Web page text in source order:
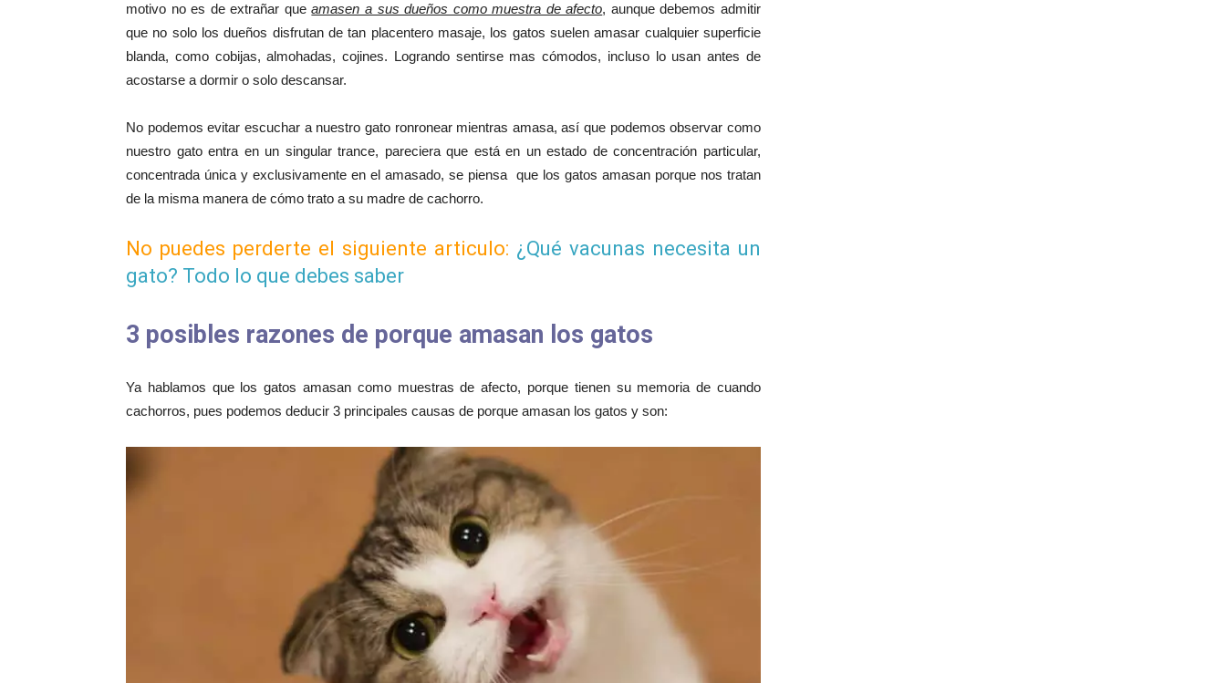
motivo no es de extrañar queamasen a sus dueños como muestra de afecto, aunque debemos admitir
que no solo los dueños disfrutan de tan placentero masaje, los gatos suelen amasar cualquier superficie
blanda, como cobijas, almohadas, cojines. Logrando sentirse mas cómodos, incluso lo usan antes de
acostarse a dormir o solo descansar.
No podemos evitar escuchar a nuestro gato ronronear mientras amasa, así que podemos observar como
nuestro gato entra en un singular trance, pareciera que está en un estado de concentración particular,
concentrada única y exclusivamente en el amasado, se piensa que los gatos amasan porque nos tratan
de la misma manera de cómo trato a su madre de cachorro.
No puedes perderte el siguiente articulo: ¿Qué vacunas necesita un
gato? Todo lo que debes saber
3 posibles razones de porque amasan los gatos
Ya hablamos que los gatos amasan como muestras de afecto, porque tienen su memoria de cuando
cachorros, pues podemos deducir 3 principales causas de porque amasan los gatos y son: